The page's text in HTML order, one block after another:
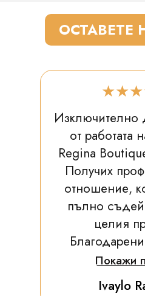
ОСТАВЕТЕ
от работата
Regina
Получих
отношение,
пълно
целия
Покажи
Ivaylo